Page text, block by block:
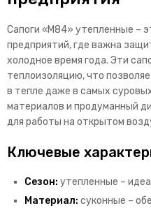
Сапоги «М84» утепленные –
предприятий, где важна
холодное время года. Эти
теплоизоляцию, что
в тепле даже в самых
материалов и продуманный
для работы на открытом
Ключевые
Сезон: утепленные –
Материал: суконные –